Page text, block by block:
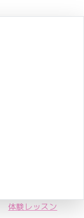
体験レッスン